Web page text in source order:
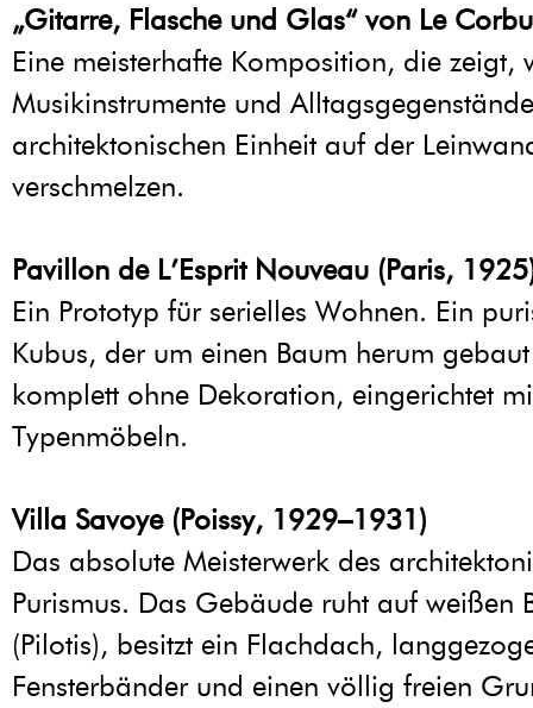
„Gitarre, Flasche und Glas“ von Le
Eine meisterhafte Komposition, die zeigt,
Musikinstrumente und
architektonischen Einheit auf der
verschmelzen.
Pavillon de L’Esprit Nouveau (Paris,
Ein Prototyp für serielles Wohnen. Ein
Kubus, der um einen Baum herum
komplett ohne Dekoration, eingerichtet
Typenmöbeln.
Villa Savoye (Poissy, 1929–1931)
Das absolute Meisterwerk des
Purismus. Das Gebäude ruht auf weißen
(Pilotis), besitzt ein Flachdach,
Fensterbänder und einen völlig freien